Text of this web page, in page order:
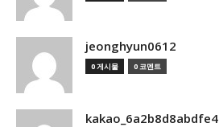
jeonghyun0612
0 게시물 0 코멘트
kakao_6a2b8d8abdfe4